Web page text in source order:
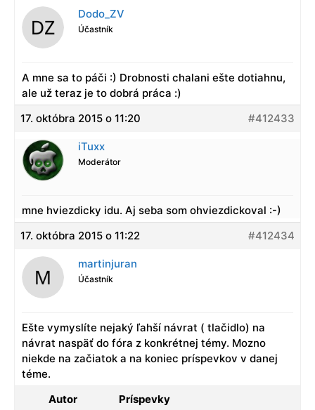
Dodo_ZV
Účastník
A mne sa to páči :) Drobnosti chalani ešte dotiahnu,
ale už teraz je to dobrá práca :)
17. októbra 2015 o 11:20
#412433
iTuxx
Moderátor
mne hviezdicky idu. Aj seba som ohviezdickoval :-)
17. októbra 2015 o 11:22
#412434
martinjuran
Účastník
Ešte vymyslíte nejaký ľahší návrat ( tlačidlo) na
návrat naspäť do fóra z konkrétnej témy. Mozno
niekde na začiatok a na koniec príspevkov v danej
téme.
Autor
Príspevky